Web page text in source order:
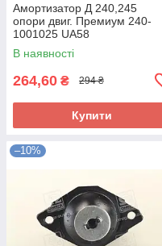
Амортизатор Д 240,245
опори двиг. Премиум 240-
1001025 UA58
В наявності
264,60 ₴ 294 ₴
Купити
–10%